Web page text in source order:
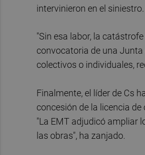
intervinieron en el
"Sin esa labor, la
convocatoria de una
colectivos o individuales,
Finalmente, el líder de Cs
concesión de la licencia
"La EMT adjudicó ampliar
las obras", ha zanjado.